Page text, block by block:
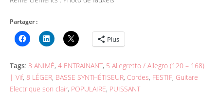
Partager :
Plus
Tags: 3 ANIMÉ, 4 ENTRAINANT, 5 Allegretto / Allegro (120 – 168)
| Vif, 8 LÉGER, BASSE SYNTHÉTISEUR, Cordes, FESTIF, Guitare
Electrique son clair, POPULAIRE, PUISSANT